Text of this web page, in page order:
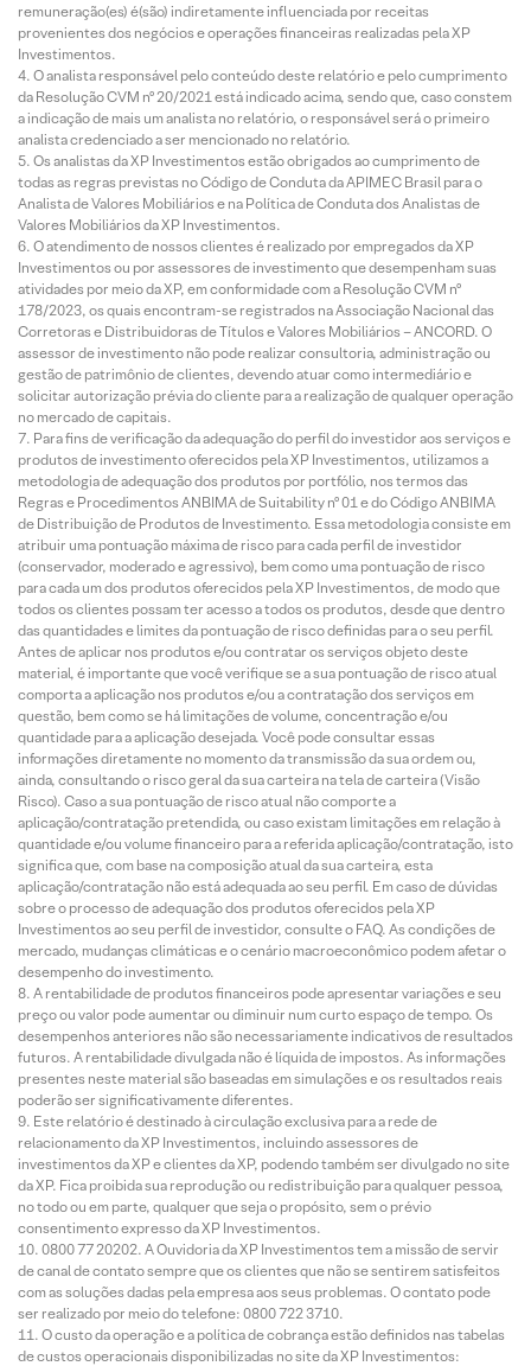
remuneração(es) é(são) indiretamente influenciada por receitas
provenientes dos negócios e operações financeiras realizadas pela XP
Investimentos.
O analista responsável pelo conteúdo deste relatório e pelo cumprimento
da Resolução CVM nº 20/2021 está indicado acima, sendo que, caso constem
a indicação de mais um analista no relatório, o responsável será o primeiro
analista credenciado a ser mencionado no relatório.
Os analistas da XP Investimentos estão obrigados ao cumprimento de
todas as regras previstas no Código de Conduta da APIMEC Brasil para o
Analista de Valores Mobiliários e na Política de Conduta dos Analistas de
Valores Mobiliários da XP Investimentos.
O atendimento de nossos clientes é realizado por empregados da XP
Investimentos ou por assessores de investimento que desempenham suas
atividades por meio da XP, em conformidade com a Resolução CVM nº
178/2023, os quais encontram-se registrados na Associação Nacional das
Corretoras e Distribuidoras de Títulos e Valores Mobiliários – ANCORD. O
assessor de investimento não pode realizar consultoria, administração ou
gestão de patrimônio de clientes, devendo atuar como intermediário e
solicitar autorização prévia do cliente para a realização de qualquer operação
no mercado de capitais.
Para fins de verificação da adequação do perfil do investidor aos serviços e
produtos de investimento oferecidos pela XP Investimentos, utilizamos a
metodologia de adequação dos produtos por portfólio, nos termos das
Regras e Procedimentos ANBIMA de Suitability nº 01 e do Código ANBIMA
de Distribuição de Produtos de Investimento. Essa metodologia consiste em
atribuir uma pontuação máxima de risco para cada perfil de investidor
(conservador, moderado e agressivo), bem como uma pontuação de risco
para cada um dos produtos oferecidos pela XP Investimentos, de modo que
todos os clientes possam ter acesso a todos os produtos, desde que dentro
das quantidades e limites da pontuação de risco definidas para o seu perfil.
Antes de aplicar nos produtos e/ou contratar os serviços objeto deste
material, é importante que você verifique se a sua pontuação de risco atual
comporta a aplicação nos produtos e/ou a contratação dos serviços em
questão, bem como se há limitações de volume, concentração e/ou
quantidade para a aplicação desejada. Você pode consultar essas
informações diretamente no momento da transmissão da sua ordem ou,
ainda, consultando o risco geral da sua carteira na tela de carteira (Visão
Risco). Caso a sua pontuação de risco atual não comporte a
aplicação/contratação pretendida, ou caso existam limitações em relação à
quantidade e/ou volume financeiro para a referida aplicação/contratação, isto
significa que, com base na composição atual da sua carteira, esta
aplicação/contratação não está adequada ao seu perfil. Em caso de dúvidas
sobre o processo de adequação dos produtos oferecidos pela XP
Investimentos ao seu perfil de investidor, consulte o FAQ. As condições de
mercado, mudanças climáticas e o cenário macroeconômico podem afetar o
desempenho do investimento.
A rentabilidade de produtos financeiros pode apresentar variações e seu
preço ou valor pode aumentar ou diminuir num curto espaço de tempo. Os
desempenhos anteriores não são necessariamente indicativos de resultados
futuros. A rentabilidade divulgada não é líquida de impostos. As informações
presentes neste material são baseadas em simulações e os resultados reais
poderão ser significativamente diferentes.
Este relatório é destinado à circulação exclusiva para a rede de
relacionamento da XP Investimentos, incluindo assessores de
investimentos da XP e clientes da XP, podendo também ser divulgado no site
da XP. Fica proibida sua reprodução ou redistribuição para qualquer pessoa,
no todo ou em parte, qualquer que seja o propósito, sem o prévio
consentimento expresso da XP Investimentos.
0800 77 20202. A Ouvidoria da XP Investimentos tem a missão de servir
de canal de contato sempre que os clientes que não se sentirem satisfeitos
com as soluções dadas pela empresa aos seus problemas. O contato pode
ser realizado por meio do telefone: 0800 722 3710.
O custo da operação e a política de cobrança estão definidos nas tabelas
de custos operacionais disponibilizadas no site da XP Investimentos: